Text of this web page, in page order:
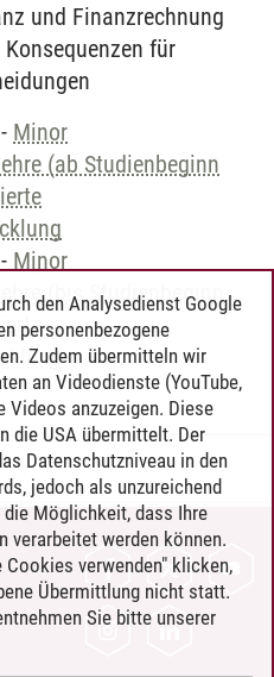
und Finanzrechnung
für
- Minor
(ab Studienbeginn
- Minor
(bis Studienbeginn
den Analysedienst Google
personenbezogene
Zudem übermitteln wir
an Videodienste (YouTube,
Videos anzuzeigen. Diese
die USA übermittelt. Der
Datenschutzniveau in den
jedoch als unzureichend
Möglichkeit, dass Ihre
verarbeitet werden können.
verwenden" klicken,
Übermittlung nicht statt.
Sie bitte unserer